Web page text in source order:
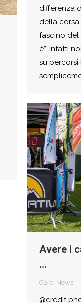
differenza
della corsa
fascino del
è”. Infatti
su percorsi
Avere i
…
Gare, News
@credit